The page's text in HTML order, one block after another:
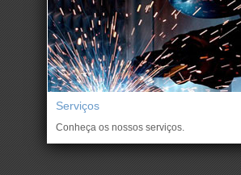
Serviços
Conheça os nossos serviços.